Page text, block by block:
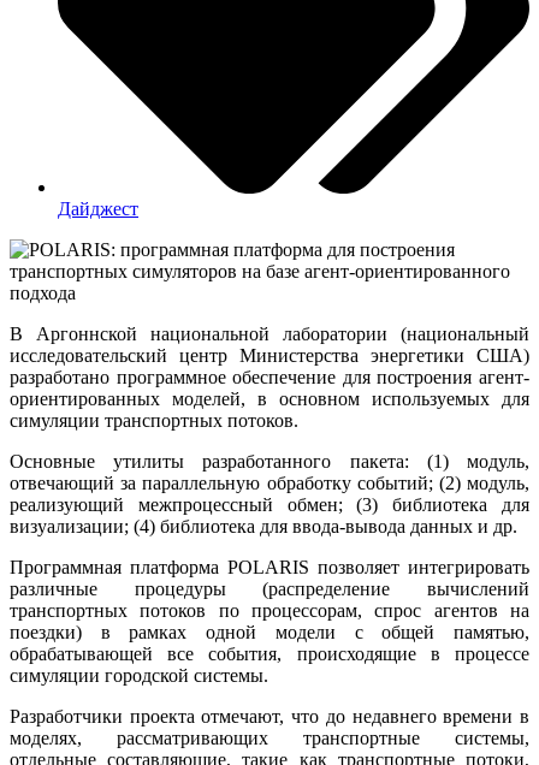
Дайджест
В Аргоннской национальной лаборатории (национальный
исследовательский центр Министерства энергетики США)
разработано программное обеспечение для построения агент-
ориентированных моделей, в основном используемых для
симуляции транспортных потоков.
Основные утилиты разработанного пакета: (1) модуль,
отвечающий за параллельную обработку событий; (2) модуль,
реализующий межпроцессный обмен; (3) библиотека для
визуализации; (4) библиотека для ввода-вывода данных и др.
Программная платформа POLARIS позволяет интегрировать
различные процедуры (распределение вычислений
транспортных потоков по процессорам, спрос агентов на
поездки) в рамках одной модели с общей памятью,
обрабатывающей все события, происходящие в процессе
симуляции городской системы.
Разработчики проекта отмечают, что до недавнего времени в
моделях, рассматривающих транспортные системы,
отдельные составляющие, такие как транспортные потоки,